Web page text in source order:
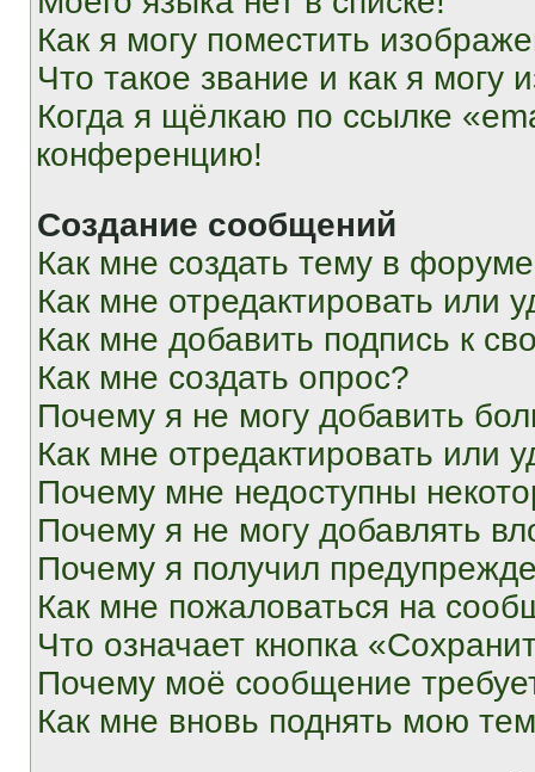
Как я могу поместить
Что такое звание и как я могу
Когда я щёлкаю по ссылке
конференцию!
Создание сообщений
Как мне создать тему в
Как мне отредактировать или
Как мне добавить подпись к
Как мне создать опрос?
Почему я не могу добавить
Как мне отредактировать или
Почему мне недоступны
Почему я не могу добавлять
Почему я получил
Как мне пожаловаться на
Что означает кнопка
Почему моё сообщение
Как мне вновь поднять мою